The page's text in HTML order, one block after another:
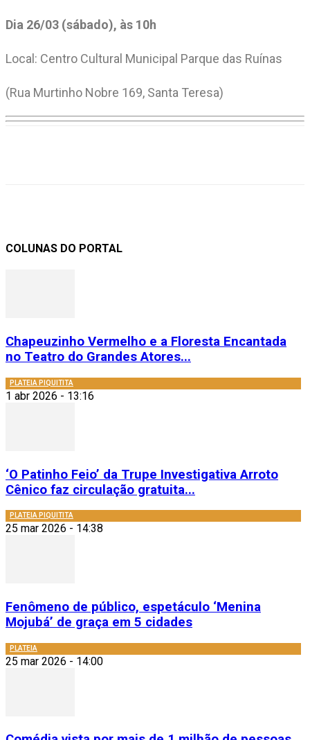
Dia 26/03 (sábado), às 10h
Local: Centro Cultural Municipal Parque das Ruínas
(Rua Murtinho Nobre 169, Santa Teresa)
COLUNAS DO PORTAL
Chapeuzinho Vermelho e a Floresta Encantada
no Teatro do Grandes Atores...
PLATEIA PIQUITITA
1 abr 2026 - 13:16
‘O Patinho Feio’ da Trupe Investigativa Arroto
Cênico faz circulação gratuita...
PLATEIA PIQUITITA
25 mar 2026 - 14:38
Fenômeno de público, espetáculo ‘Menina
Mojubá’ de graça em 5 cidades
PLATEIA
25 mar 2026 - 14:00